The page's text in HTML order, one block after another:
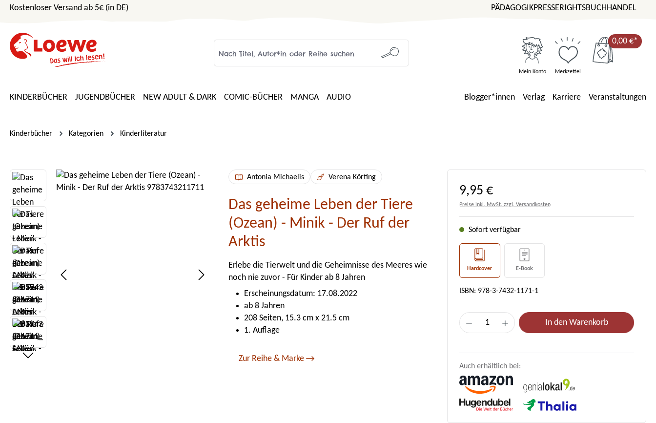
Hauptinhalt springen
Zur Suche springen
Zur Hauptnavigation springen
Kostenloser Versand ab 5€ (in DE) PÄDAGOGIKPRESSERIGHTSBUCHHANDEL
Mein Konto Merkzettel
0,00 €*
KINDERBÜCHER JUGENDBÜCHER NEW ADULT & DARK COMIC-BÜCHER MANGA AUDIO Blogger*innen Verlag Karriere Veranstaltungen
Kinderbücher Kategorien Kinderliteratur
Bildergalerie überspringen Antonia Michaelis Verena Körting
Das geheime Leben der Tiere
(Ozean) - Minik - Der Ruf der
Arktis
Erlebe die Tierwelt und die Geheimnisse des Meeres wie
noch nie zuvor - Für Kinder ab 8 Jahren
Erscheinungsdatum: 17.08.2022
ab 8 Jahren
208 Seiten, 15.3 cm x 21.5 cm
1. Auflage
Zur Reihe & Marke
Regulärer Preis:
9,95 €
Preise inkl. MwSt. zzgl. Versandkosten
Sofort verfügbar
Hardcover E-Book
ISBN: 978-3-7432-1171-1
Produkt Anzahl: Gib den gewünschten
In den Warenkorb
Auch erhältlich bei: